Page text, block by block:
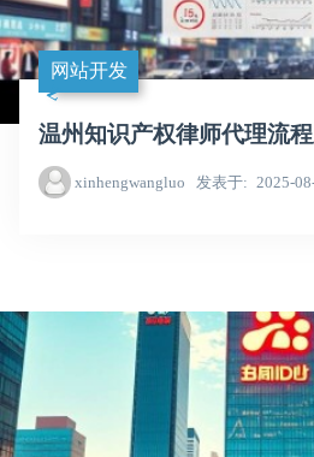
网站开发
温州知识产权律师代理流
xinhengwangluo 发表于 2025-